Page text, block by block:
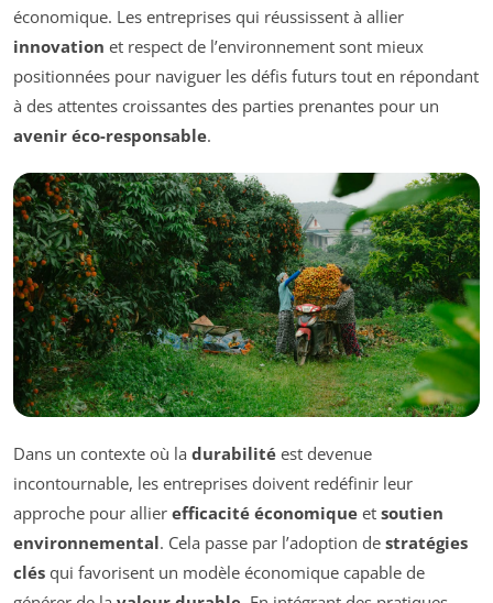
économique. Les entreprises qui réussissent à allier
innovation et respect de l’environnement sont mieux
positionnées pour naviguer les défis futurs tout en répondant
à des attentes croissantes des parties prenantes pour un
avenir éco-responsable.
Dans un contexte où la durabilité est devenue
incontournable, les entreprises doivent redéfinir leur
approche pour allier efficacité économique et soutien
environnemental. Cela passe par l’adoption de stratégies
clés qui favorisent un modèle économique capable de